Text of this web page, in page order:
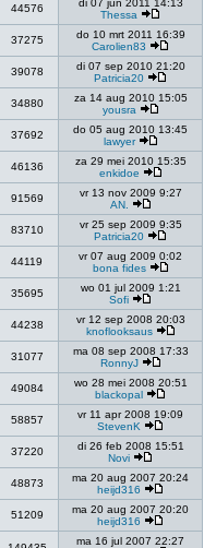
44576
di 07 jun 2011 14:13
Thessa
37275
do 10 mrt 2011 16:39
Carolien83
39078
di 07 sep 2010 21:20
Patricia20
34880
za 14 aug 2010 15:05
yousra
37692
do 05 aug 2010 13:45
lawyer
46136
za 29 mei 2010 15:35
enkidoe
91569
vr 13 nov 2009 9:27
AN.
83710
vr 25 sep 2009 9:35
Patricia20
44119
vr 07 aug 2009 0:02
bona fides
35695
wo 01 jul 2009 1:21
Sofi
44238
vr 12 sep 2008 20:03
knoflooksaus
31077
ma 08 sep 2008 17:33
RonnyJ
49084
wo 28 mei 2008 20:51
blackopal
58857
vr 11 apr 2008 19:09
StevenK
37220
di 26 feb 2008 15:51
Novi
48873
ma 20 aug 2007 20:24
heijd316
51209
ma 20 aug 2007 20:20
heijd316
ma 16 jul 2007 22:27